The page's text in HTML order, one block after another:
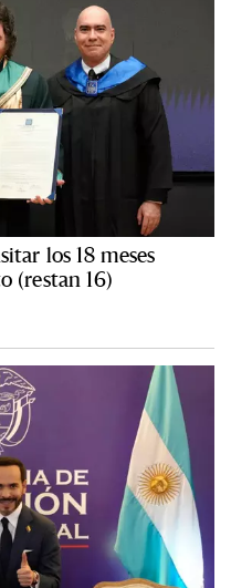
los 18 meses
(restan 16)